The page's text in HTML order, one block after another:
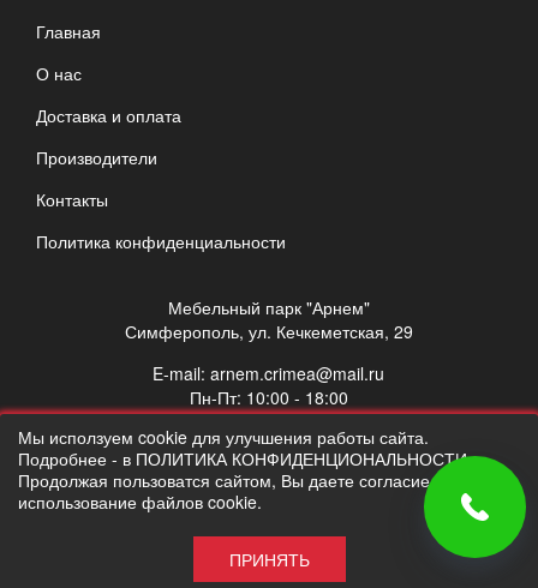
Главная
О нас
Доставка и оплата
Производители
Контакты
Политика конфиденциальности
Мебельный парк "Арнем"
Симферополь, ул. Кечкеметская, 29
E-mail:arnem.crimea@mail.ru
Пн-Пт: 10:00 - 18:00
Сб: 10:00 - 17:00
Вс: выходной
Мы исползуем cookie для улучшения работы сайта.
Подробнее - в ПОЛИТИКА КОНФИДЕНЦИОНАЛЬНОСТИ.
Продолжая пользоватся сайтом, Вы даете согласие на
использование файлов cookie.
ПРИНЯТЬ